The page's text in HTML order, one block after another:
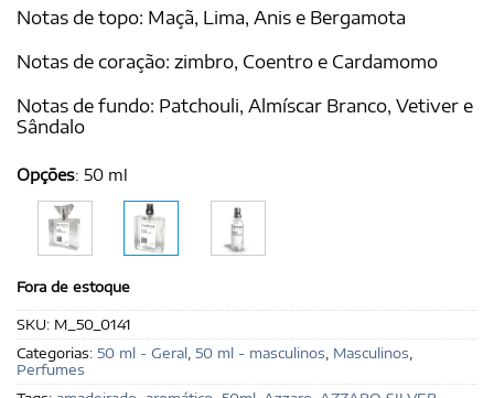
Notas de topo: Maçã, Lima, Anis e Bergamota
Notas de coração: zimbro, Coentro e Cardamomo
Notas de fundo: Patchouli, Almíscar Branco, Vetiver e
Sândalo
Opções: 50 ml
Fora de estoque
SKU: M_50_0141
Categorias: 50 ml - Geral 50 ml - masculinos Masculinos
Perfumes